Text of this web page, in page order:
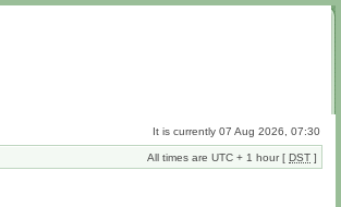
It is currently 07 Aug 2026, 07:30
All times are UTC + 1 hour [ DST ]